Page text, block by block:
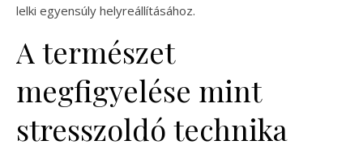
lelki egyensúly helyreállításához.
A természet
megfigyelése mint
stresszoldó technika